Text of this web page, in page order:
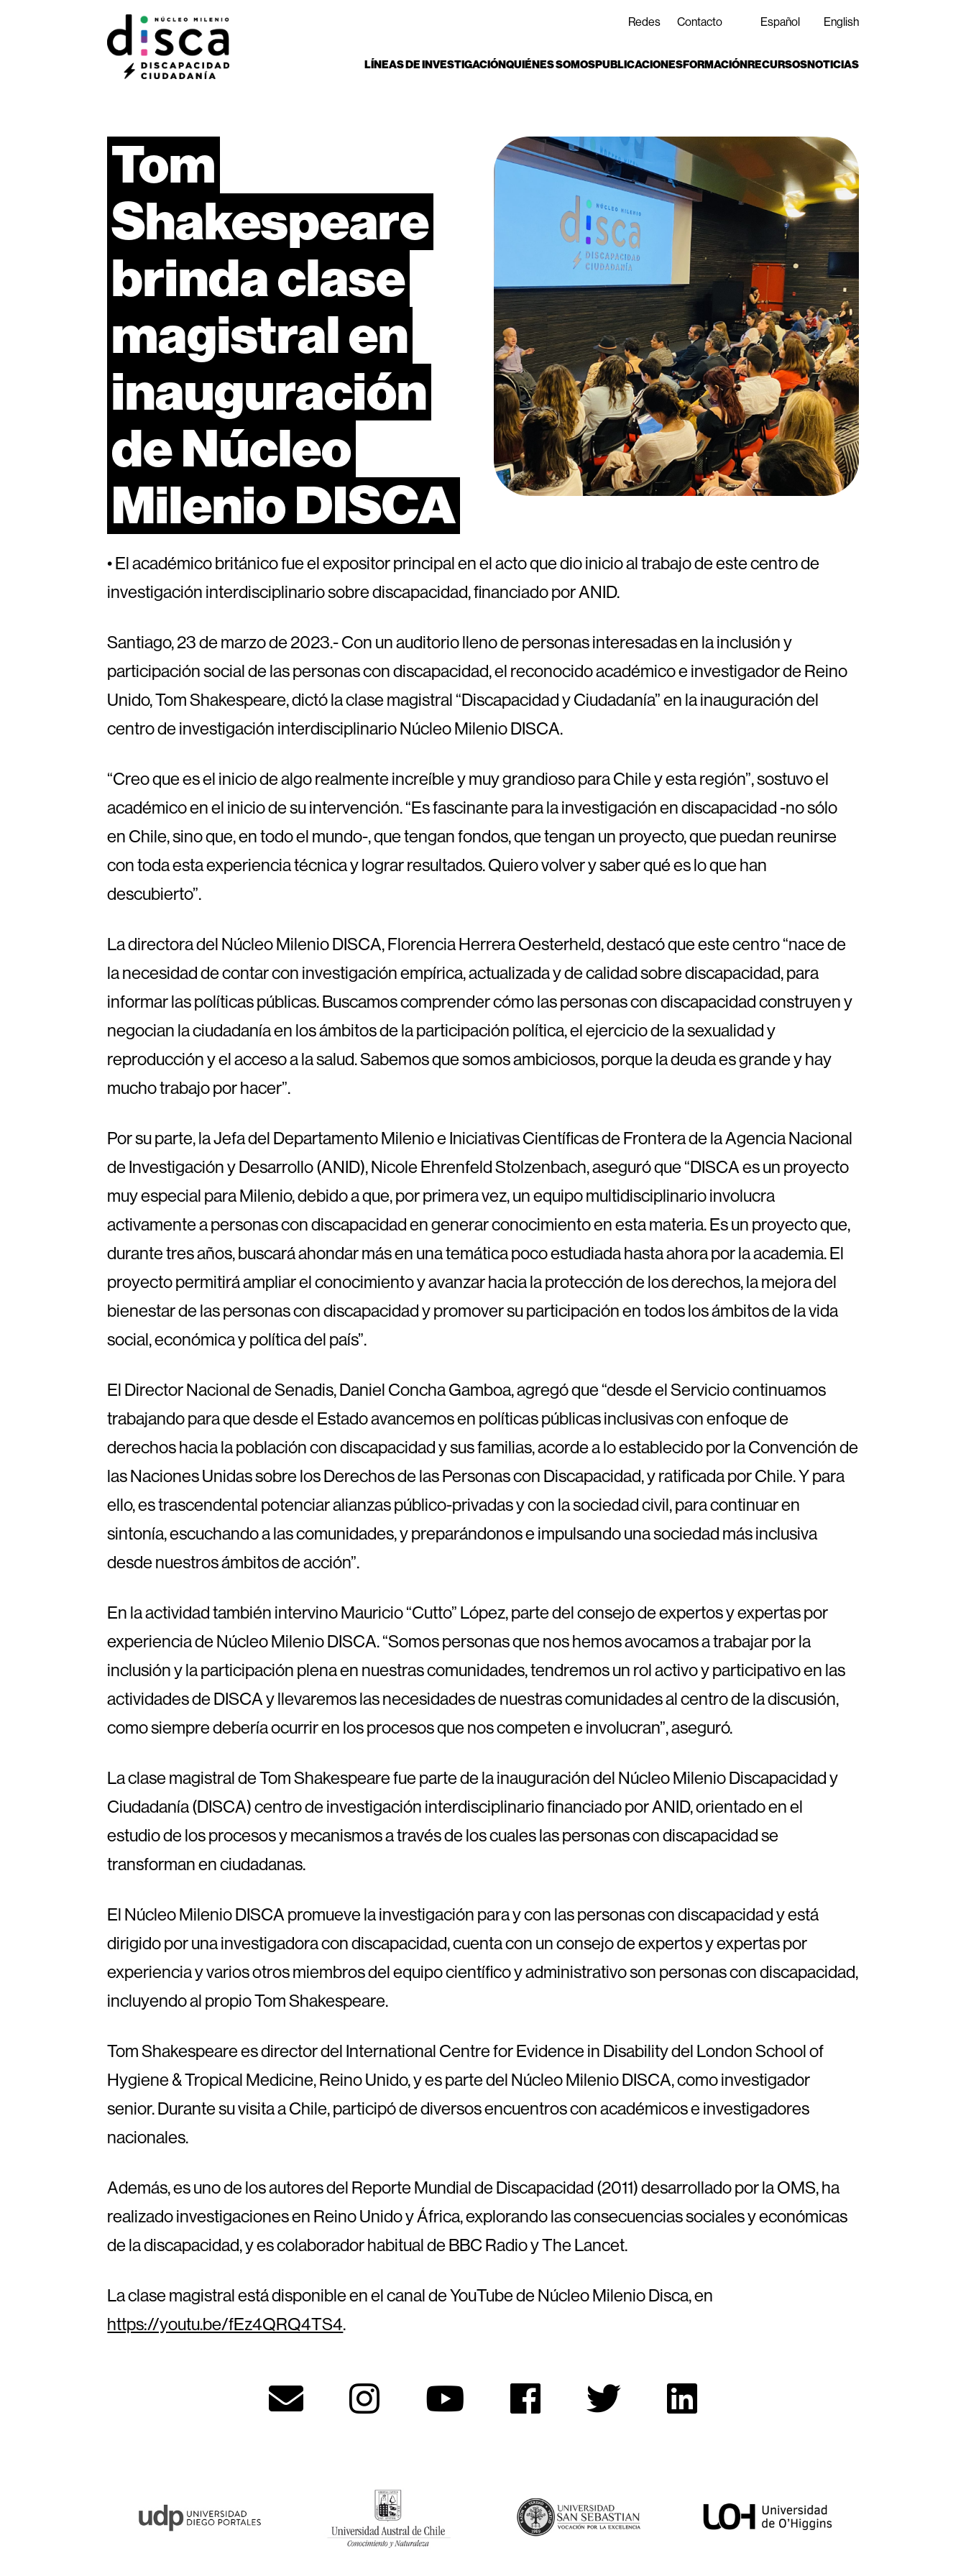
Redes Contacto Español English
LÍNEAS DE INVESTIGACIÓNQUIÉNES SOMOSPUBLICACIONESFORMACIÓNRECURSOSNOTICIAS
Tom
Shakespeare
brindaclase
magistralen
inauguración
deNúcleo
MilenioDISCA
• El académico británico fue el expositor principal en el acto que dio inicio al trabajo de este centro de
investigación interdisciplinario sobre discapacidad, financiado por ANID.
Santiago, 23 de marzo de 2023.- Con un auditorio lleno de personas interesadas en la inclusión y
participación social de las personas con discapacidad, el reconocido académico e investigador de Reino
Unido, Tom Shakespeare, dictó la clase magistral “Discapacidad y Ciudadanía” en la inauguración del
centro de investigación interdisciplinario Núcleo Milenio DISCA.
“Creo que es el inicio de algo realmente increíble y muy grandioso para Chile y esta región”, sostuvo el
académico en el inicio de su intervención. “Es fascinante para la investigación en discapacidad -no sólo
en Chile, sino que, en todo el mundo-, que tengan fondos, que tengan un proyecto, que puedan reunirse
con toda esta experiencia técnica y lograr resultados. Quiero volver y saber qué es lo que han
descubierto”.
La directora del Núcleo Milenio DISCA, Florencia Herrera Oesterheld, destacó que este centro “nace de
la necesidad de contar con investigación empírica, actualizada y de calidad sobre discapacidad, para
informar las políticas públicas. Buscamos comprender cómo las personas con discapacidad construyen y
negocian la ciudadanía en los ámbitos de la participación política, el ejercicio de la sexualidad y
reproducción y el acceso a la salud. Sabemos que somos ambiciosos, porque la deuda es grande y hay
mucho trabajo por hacer”.
Por su parte, la Jefa del Departamento Milenio e Iniciativas Científicas de Frontera de la Agencia Nacional
de Investigación y Desarrollo (ANID), Nicole Ehrenfeld Stolzenbach, aseguró que “DISCA es un proyecto
muy especial para Milenio, debido a que, por primera vez, un equipo multidisciplinario involucra
activamente a personas con discapacidad en generar conocimiento en esta materia. Es un proyecto que,
durante tres años, buscará ahondar más en una temática poco estudiada hasta ahora por la academia. El
proyecto permitirá ampliar el conocimiento y avanzar hacia la protección de los derechos, la mejora del
bienestar de las personas con discapacidad y promover su participación en todos los ámbitos de la vida
social, económica y política del país”.
El Director Nacional de Senadis, Daniel Concha Gamboa, agregó que “desde el Servicio continuamos
trabajando para que desde el Estado avancemos en políticas públicas inclusivas con enfoque de
derechos hacia la población con discapacidad y sus familias, acorde a lo establecido por la Convención de
las Naciones Unidas sobre los Derechos de las Personas con Discapacidad, y ratificada por Chile. Y para
ello, es trascendental potenciar alianzas público-privadas y con la sociedad civil, para continuar en
sintonía, escuchando a las comunidades, y preparándonos e impulsando una sociedad más inclusiva
desde nuestros ámbitos de acción”.
En la actividad también intervino Mauricio “Cutto” López, parte del consejo de expertos y expertas por
experiencia de Núcleo Milenio DISCA. “Somos personas que nos hemos avocamos a trabajar por la
inclusión y la participación plena en nuestras comunidades, tendremos un rol activo y participativo en las
actividades de DISCA y llevaremos las necesidades de nuestras comunidades al centro de la discusión,
como siempre debería ocurrir en los procesos que nos competen e involucran”, aseguró.
La clase magistral de Tom Shakespeare fue parte de la inauguración del Núcleo Milenio Discapacidad y
Ciudadanía (DISCA) centro de investigación interdisciplinario financiado por ANID, orientado en el
estudio de los procesos y mecanismos a través de los cuales las personas con discapacidad se
transforman en ciudadanas.
El Núcleo Milenio DISCA promueve la investigación para y con las personas con discapacidad y está
dirigido por una investigadora con discapacidad, cuenta con un consejo de expertos y expertas por
experiencia y varios otros miembros del equipo científico y administrativo son personas con discapacidad,
incluyendo al propio Tom Shakespeare.
Tom Shakespeare es director del International Centre for Evidence in Disability del London School of
Hygiene & Tropical Medicine, Reino Unido, y es parte del Núcleo Milenio DISCA, como investigador
senior. Durante su visita a Chile, participó de diversos encuentros con académicos e investigadores
nacionales.
Además, es uno de los autores del Reporte Mundial de Discapacidad (2011) desarrollado por la OMS, ha
realizado investigaciones en Reino Unido y África, explorando las consecuencias sociales y económicas
de la discapacidad, y es colaborador habitual de BBC Radio y The Lancet.
La clase magistral está disponible en el canal de YouTube de Núcleo Milenio Disca, en
https://youtu.be/fEz4QRQ4TS4.